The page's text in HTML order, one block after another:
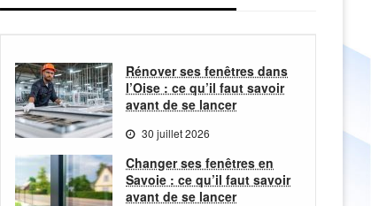
Rénover ses fenêtres dans
l’Oise : ce qu’il faut savoir
avant de se lancer
30 juillet 2026
Changer ses fenêtres en
Savoie : ce qu’il faut savoir
avant de se lancer